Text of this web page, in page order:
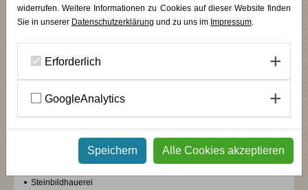
Künstler, Bildhauer
ZURÜCK
SCHWERPUNKTE
Steinbildhauerei
widerrufen. Weitere Informationen zu Cookies auf dieser Website finden
Sie in unserer Datenschutzerklärung und zu uns im Impressum.
Erforderlich
GoogleAnalytics
Speichern Alle Cookies akzeptieren